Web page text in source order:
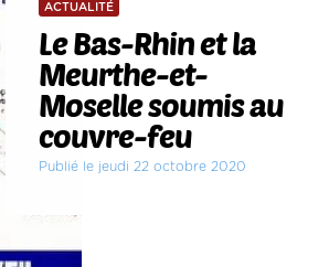
ACTUALITÉ
Le Bas-Rhin et la
Meurthe-et-
Moselle soumis au
couvre-feu
Publié le jeudi 22 octobre 2020